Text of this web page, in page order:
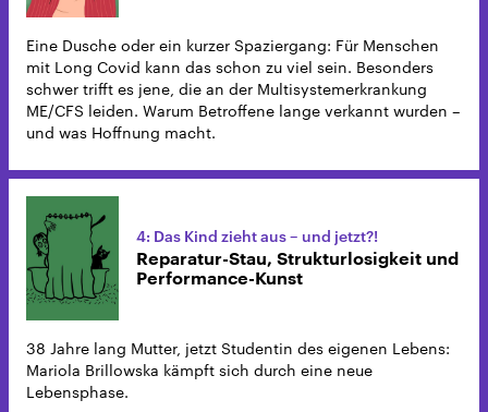
Eine Dusche oder ein kurzer Spaziergang: Für Menschen
mit Long Covid kann das schon zu viel sein. Besonders
schwer trifft es jene, die an der Multisystemerkrankung
ME/CFS leiden. Warum Betroffene lange verkannt wurden –
und was Hoffnung macht.
4: Das Kind zieht aus – und jetzt?!
Reparatur-Stau, Strukturlosigkeit und
Performance-Kunst
38 Jahre lang Mutter, jetzt Studentin des eigenen Lebens:
Mariola Brillowska kämpft sich durch eine neue
Lebensphase.